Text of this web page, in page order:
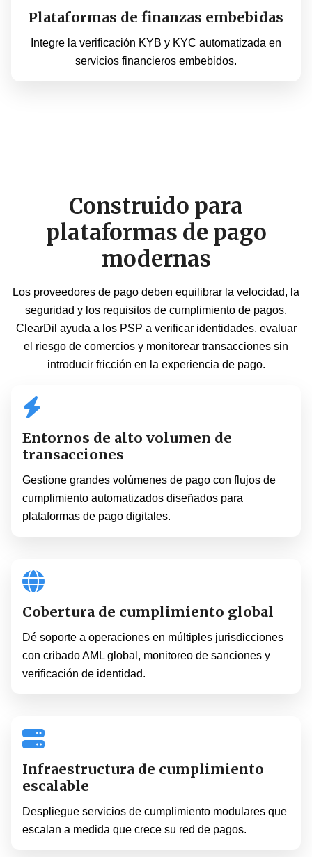
Plataformas de finanzas embebidas
Integre la verificación KYB y KYC automatizada en
servicios financieros embebidos.
Construido para
plataformas de pago
modernas
Los proveedores de pago deben equilibrar la velocidad, la
seguridad y los requisitos de cumplimiento de pagos.
ClearDil ayuda a los PSP a verificar identidades, evaluar
el riesgo de comercios y monitorear transacciones sin
introducir fricción en la experiencia de pago.
Entornos de alto volumen de
transacciones
Gestione grandes volúmenes de pago con flujos de
cumplimiento automatizados diseñados para
plataformas de pago digitales.
Cobertura de cumplimiento global
Dé soporte a operaciones en múltiples jurisdicciones
con cribado AML global, monitoreo de sanciones y
verificación de identidad.
Infraestructura de cumplimiento
escalable
Despliegue servicios de cumplimiento modulares que
escalan a medida que crece su red de pagos.